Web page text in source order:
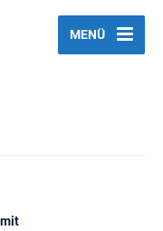
MENÜ